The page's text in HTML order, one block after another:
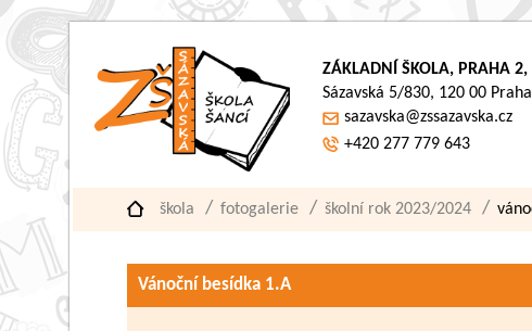
ZÁKLADNÍ ŠKOLA, PRAHA 2,
Sázavská 5/830, 120 00
sazavska@zssazavska.cz
+420 277 779 643
škola fotogalerie školní rok 2023/2024
Vánoční besídka 1.A